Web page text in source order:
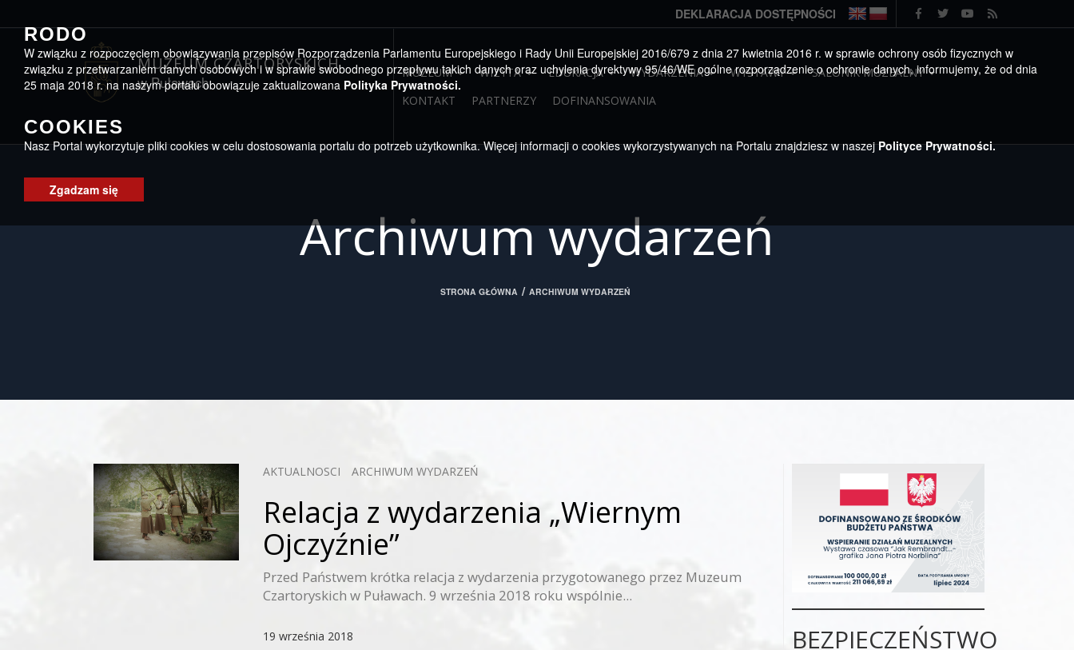
DEKLARACJA DOSTĘPNOŚCI
MUZEUM CZARTORYSKICH
w Puławach
MUZEUM WIZYTA EDUKACJA WYDARZENIA WYSTAWY
SALONIK MUZEALNY
KONTAKT
PARTNERZY DOFINANSOWANIA
Archiwum wydarzeń
STRONA GŁÓWNA / ARCHIWUM WYDARZEŃ
AKTUALNOSCI ARCHIWUM WYDARZEŃ
Relacja z wydarzenia „Wiernym
Ojczyźnie”
Przed Państwem krótka relacja z wydarzenia przygotowanego przez Muzeum
Czartoryskich w Puławach. 9 września 2018 roku wspólnie...
19 września 2018 BEZPIECZEŃSTWO
RODO
W związku z rozpoczęciem obowiązywania przepisów Rozporządzenia Parlamentu Europejskiego i Rady Unii Europejskiej 2016/679 z dnia 27 kwietnia 2016 r. w sprawie ochrony osób fizycznych w
związku z przetwarzaniem danych osobowych i w sprawie swobodnego przepływu takich danych oraz uchylenia dyrektywy 95/46/WE ogólne rozporządzenie o ochronie danych, informujemy, że od dnia
25 maja 2018 r. na naszym portalu obowiązuje zaktualizowana Polityka Prywatności.
COOKIES
Nasz Portal wykorzytuje pliki cookies w celu dostosowania portalu do potrzeb użytkownika. Więcej informacji o cookies wykorzystywanych na Portalu znajdziesz w naszejPolityce Prywatności.
Zgadzam się